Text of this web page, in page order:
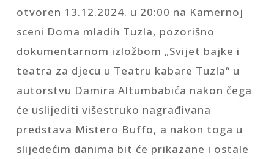
otvoren 13.12.2024. u 20:00 na Kamernoj
sceni Doma mladih Tuzla, pozorišno
dokumentarnom izložbom „Svijet bajke i
teatra za djecu u Teatru kabare Tuzla“ u
autorstvu Damira Altumbabića nakon čega
će uslijediti višestruko nagrađivana
predstava Mistero Buffo, a nakon toga u
slijedećim danima bit će prikazane i ostale